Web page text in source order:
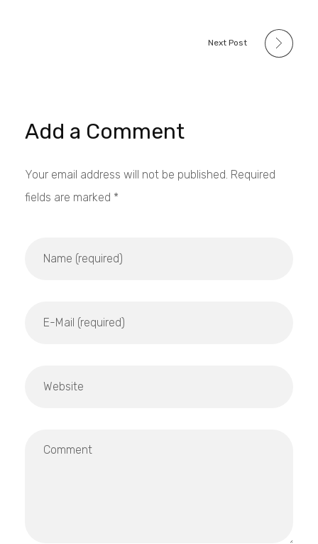
Next Post
Add a Comment
Your email address will not be published. Required
fields are marked *